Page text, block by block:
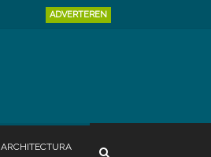
ADVERTEREN
ARCHITECTURA